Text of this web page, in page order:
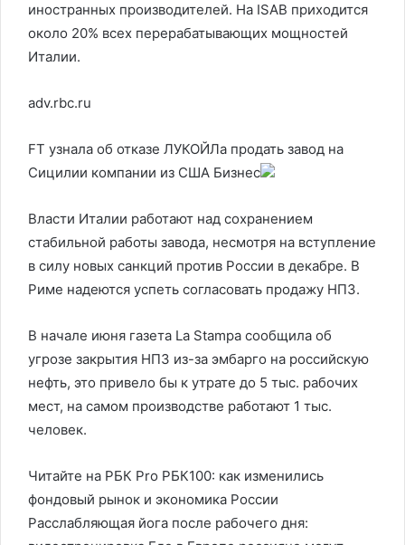
иностранных производителей. На ISAB приходится
около 20% всех перерабатывающих мощностей
Италии.
adv.rbc.ru
FT узнала об отказе ЛУКОЙЛа продать завод на
Сицилии компании из США Бизнес
Власти Италии работают над сохранением
стабильной работы завода, несмотря на вступление
в силу новых санкций против России в декабре. В
Риме надеются успеть согласовать продажу НПЗ.
В начале июня газета La Stampa сообщила об
угрозе закрытия НПЗ из-за эмбарго на российскую
нефть, это привело бы к утрате до 5 тыс. рабочих
мест, на самом производстве работают 1 тыс.
человек.
Читайте на РБК Pro РБК100: как изменились
фондовый рынок и экономика России
Расслабляющая йога после рабочего дня: